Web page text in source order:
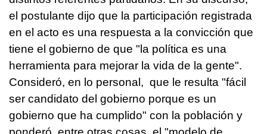
el postulante dijo que la participación registrada
en el acto es una respuesta a la convicción que
tiene el gobierno de que "la política es una
herramienta para mejorar la vida de la gente".
Consideró, en lo personal, que le resulta "fácil
ser candidato del gobierno porque es un
gobierno que ha cumplido" con la población y